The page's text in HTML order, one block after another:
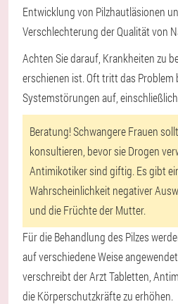
Entwicklung von Pilzhautläsionen
Verschlechterung der Qualität von
Achten Sie darauf, Krankheiten zu
erschienen ist. Oft tritt das Problem
Systemstörungen auf,
Beratung!Schwangere Frauen
konsultieren, bevor sie Drogen
Antimikotiker sind giftig. Es gibt
Wahrscheinlichkeit negativer
und die Früchte der Mutter.
Für die Behandlung des Pilzes
auf verschiedene Weise
verschreibt der Arzt Tabletten,
die Körperschutzkräfte zu erhöhen.